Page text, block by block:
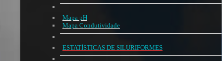
Mapa pH
Mapa Condutividade
ESTATÍSTICAS DE SILURIFORMES